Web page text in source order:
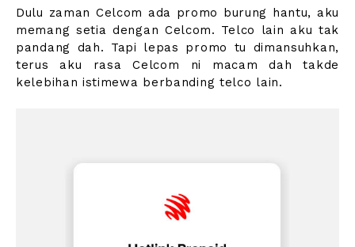
Dulu zaman Celcom ada promo burung hantu, aku
memang setia dengan Celcom. Telco lain aku tak
pandang dah. Tapi lepas promo tu dimansuhkan,
terus aku rasa Celcom ni macam dah takde
kelebihan istimewa berbanding telco lain.